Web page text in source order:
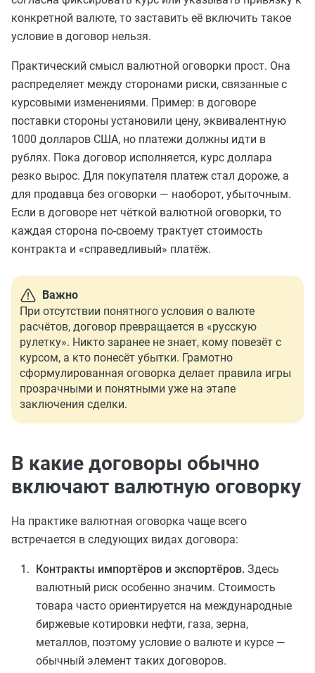
конкретной валюте, то заставить её включить такое
условие в договор нельзя.
Практический смысл валютной оговорки прост. Она
распределяет между сторонами риски, связанные с
курсовыми изменениями. Пример: в договоре
поставки стороны установили цену, эквивалентную
1000 долларов США, но платежи должны идти в
рублях. Пока договор исполняется, курс доллара
резко вырос. Для покупателя платеж стал дороже, а
для продавца без оговорки — наоборот, убыточным.
Если в договоре нет чёткой валютной оговорки, то
каждая сторона по‑своему трактует стоимость
контракта и «справедливый» платёж.
Важно
При отсутствии понятного условия о валюте
расчётов, договор превращается в «русскую
рулетку». Никто заранее не знает, кому повезёт с
курсом, а кто понесёт убытки. Грамотно
сформулированная оговорка делает правила игры
прозрачными и понятными уже на этапе
заключения сделки.
В какие договоры обычно
включают валютную оговорку
На практике валютная оговорка чаще всего
встречается в следующих видах договора:
Контракты импортёров и экспортёров. Здесь
валютный риск особенно значим. Стоимость
товара часто ориентируется на международные
биржевые котировки нефти, газа, зерна,
металлов, поэтому условие о валюте и курсе —
обычный элемент таких договоров.